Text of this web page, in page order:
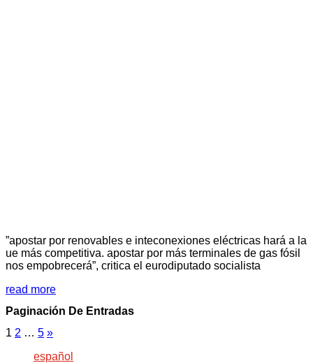
”apostar por renovables e inteconexiones eléctricas hará a la
ue más competitiva. apostar por más terminales de gas fósil
nos empobrecerá”, critica el eurodiputado socialista
read more
Paginación De Entradas
1 2 … 5 »
español